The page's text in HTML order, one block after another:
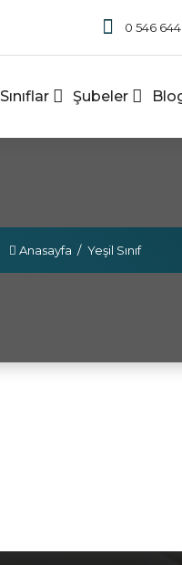
0 546 644
Sınıflar Şubeler
Anasayfa / Yeşil Sınıf